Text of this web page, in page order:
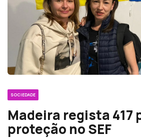
SOCIEDADE
Madeira regista 417
proteção no SEF